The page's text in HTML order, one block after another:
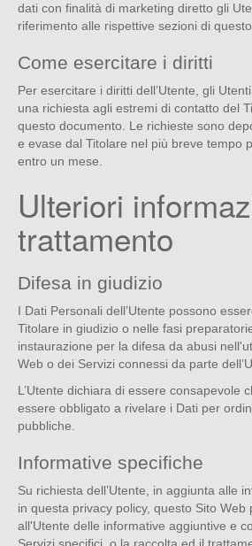
dati con finalità di marketing diretto gli
riferimento alle rispettive sezioni di
Come esercitare i diritti
Per esercitare i diritti dell’Utente, gli
una richiesta agli estremi di contatto del
questo documento. Le richieste sono
e evase dal Titolare nel più breve tempo
entro un mese.
Ulteriori
trattamento
Difesa in giudizio
I Dati Personali dell’Utente possono
Titolare in giudizio o nelle fasi
instaurazione per la difesa da abusi
Web o dei Servizi connessi da parte
L’Utente dichiara di essere consapevole
essere obbligato a rivelare i Dati per
pubbliche.
Informative specifiche
Su richiesta dell’Utente, in aggiunta alle
in questa privacy policy, questo Sito Web
all'Utente delle informative aggiuntive e